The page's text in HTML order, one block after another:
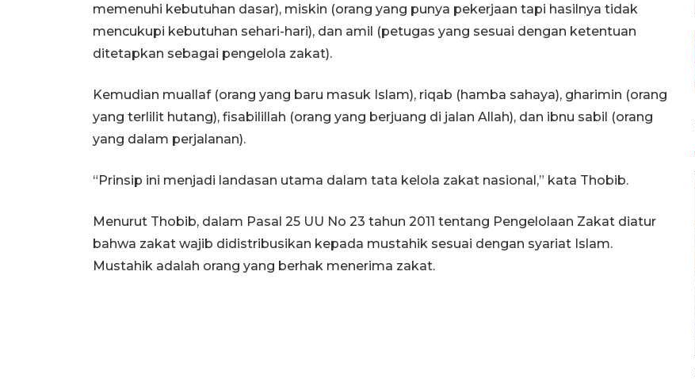
memenuhi kebutuhan dasar), miskin (orang yang punya pekerjaan tapi hasilnya tidak
mencukupi kebutuhan sehari-hari), dan amil (petugas yang sesuai dengan ketentuan
ditetapkan sebagai pengelola zakat).
Kemudian muallaf (orang yang baru masuk Islam), riqab (hamba sahaya), gharimin (orang
yang terlilit hutang), fisabilillah (orang yang berjuang di jalan Allah), dan ibnu sabil (orang
yang dalam perjalanan).
“Prinsip ini menjadi landasan utama dalam tata kelola zakat nasional,” kata Thobib.
Menurut Thobib, dalam Pasal 25 UU No 23 tahun 2011 tentang Pengelolaan Zakat diatur
bahwa zakat wajib didistribusikan kepada mustahik sesuai dengan syariat Islam.
Mustahik adalah orang yang berhak menerima zakat.